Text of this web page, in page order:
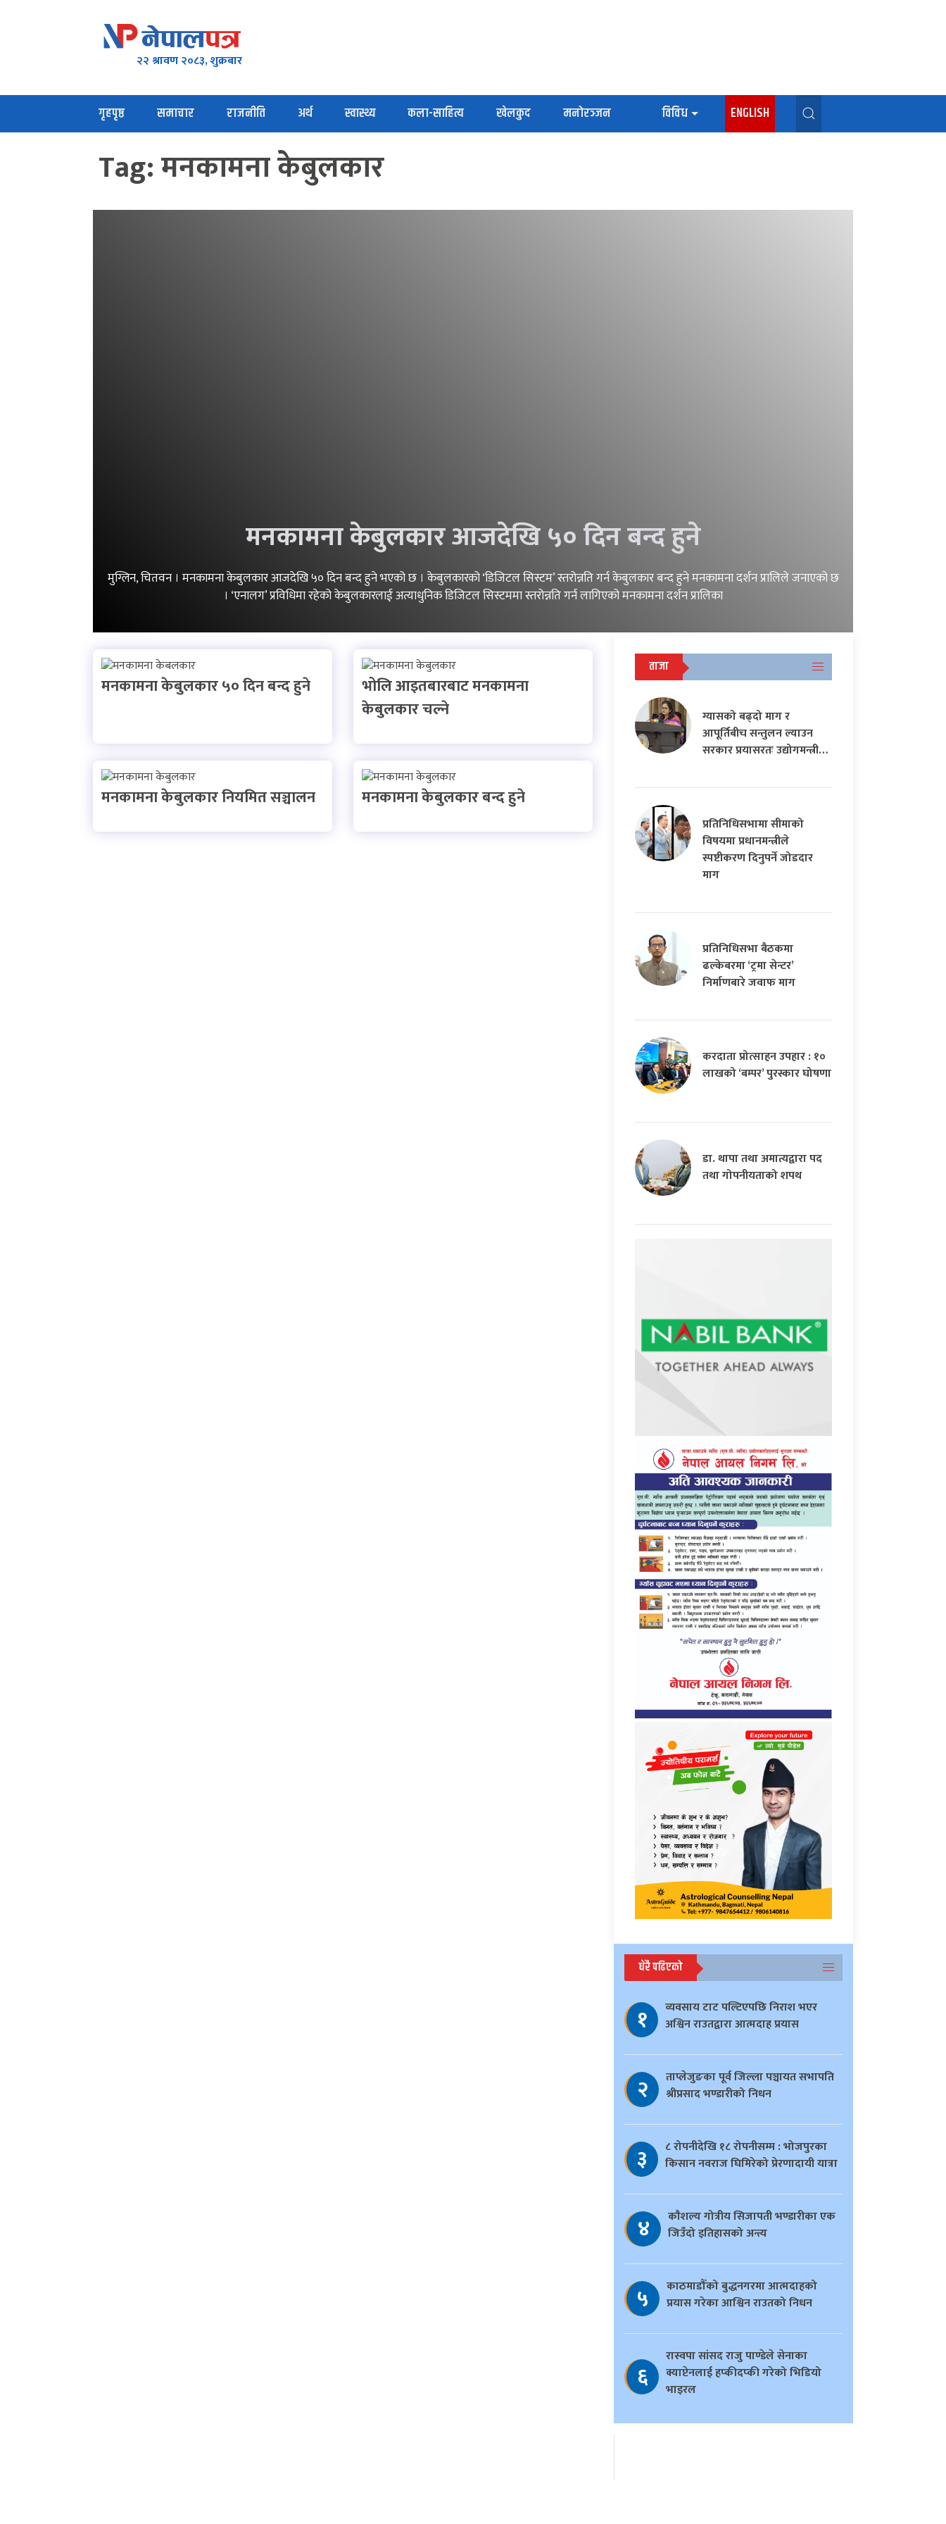
२२ श्रावण २०८३, शुक्रबार
गृहपृष्ठ समाचार राजनीति अर्थ स्वास्थ्य कला-साहित्य खेलकुद मनोरञ्जन विविध ENGLISH
Tag:मनकामना केबुलकार
मनकामना केबुलकार आजदेखि ५० दिन बन्द हुने
मुग्लिन, चितवन । मनकामना केबुलकार आजदेखि ५० दिन बन्द हुने भएको छ । केबुलकारको ‘डिजिटल सिस्टम’ स्तरोन्नति गर्न केबुलकार बन्द हुने मनकामना दर्शन प्रालिले जनाएको छ
। ‘एनालग’ प्रविधिमा रहेको केबुलकारलाई अत्याधुनिक डिजिटल सिस्टममा स्तरोन्नति गर्न लागिएको मनकामना दर्शन प्रालिका
मनकामना केबुलकार ५० दिन बन्द हुने
भोलि आइतबारबाट मनकामना
केबुलकार चल्ने
मनकामना केबुलकार नियमित सञ्चालन मनकामना केबुलकार बन्द हुने
ताजा
ग्यासको बढ्दो माग र
आपूर्तिबीच सन्तुलन ल्याउन
सरकार प्रयासरतः उद्योगमन्त्री…
प्रतिनिधिसभामा सीमाको
विषयमा प्रधानमन्त्रीले
स्पष्टीकरण दिनुपर्ने जोडदार
माग
प्रतिनिधिसभा बैठकमा
ढल्केबरमा ‘ट्रमा सेन्टर’
निर्माणबारे जवाफ माग
करदाता प्रोत्साहन उपहार : १०
लाखको ‘बम्पर’ पुरस्कार घोषणा
डा. थापा तथा अमात्यद्वारा पद
तथा गोपनीयताको शपथ
धेरै पढिएको
१
व्यवसाय टाट पल्टिएपछि निराश भएर
अश्विन राउतद्वारा आत्मदाह प्रयास
२
ताप्लेजुङका पूर्व जिल्ला पञ्चायत सभापति
श्रीप्रसाद भण्डारीको निधन
३
८ रोपनीदेखि १८ रोपनीसम्म : भोजपुरका
किसान नवराज घिमिरेको प्रेरणादायी यात्रा
४
काैशल्य गोत्रीय सिजापती भण्डारीका एक
जिउँदो इतिहासको अन्त्य
५
काठमाडौँको बुद्धनगरमा आत्मदाहको
प्रयास गरेका आश्विन राउतको निधन
६
रास्वपा सांसद राजु पाण्डेले सेनाका
क्याप्टेनलाई हप्कीदप्की गरेको भिडियो
भाइरल